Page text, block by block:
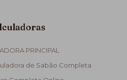
PRINCIPAL
de Sabão Completa